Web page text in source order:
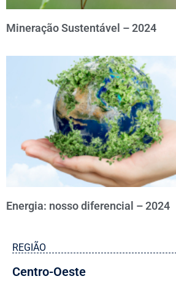
Mineração Sustentável – 2024
Energia: nosso diferencial – 2024
REGIÃO
Centro-Oeste